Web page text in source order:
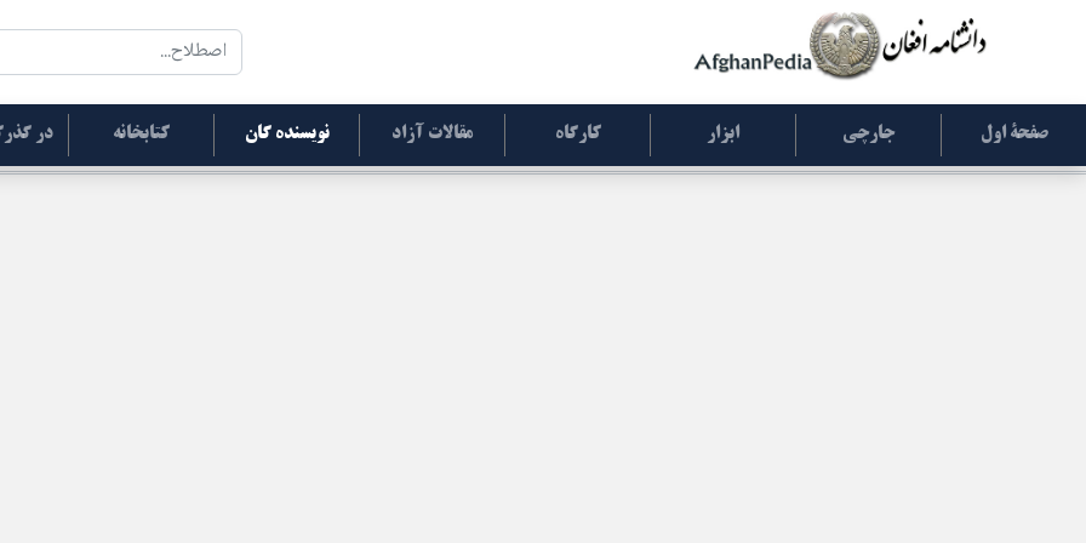
صفحۀ اول جارچی ابزار کارگاه مقالات آزاد نویسنده گان کتابخانه در